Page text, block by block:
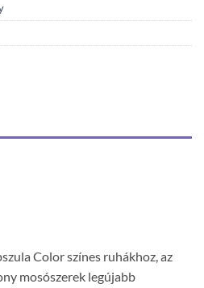
Color színes ruhákhoz, az
mosószerek legújabb